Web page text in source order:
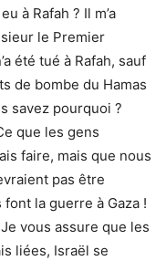
à Rafah ? Il m’a
le Premier
été tué à Rafah, sauf
de bombe du Hamas
savez pourquoi ?
que les gens
faire, mais que nous
pas être
la guerre à Gaza !
vous assure que les
liées, Israël se